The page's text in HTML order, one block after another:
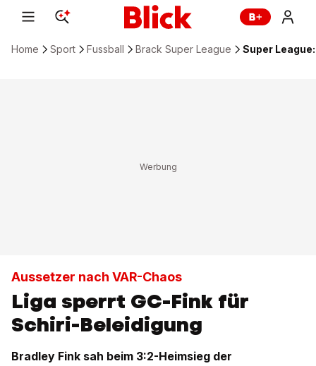
Home Sport Fussball Brack Super League Super
Aussetzer nach VAR-Chaos
Liga sperrt GC-Fink für
Schiri-Beleidigung
Bradley Fink sah beim 3:2-Heimsieg der